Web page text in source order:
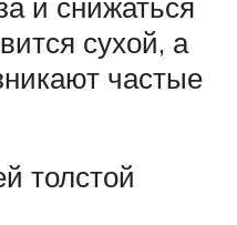
сухой, а
частые
толстой